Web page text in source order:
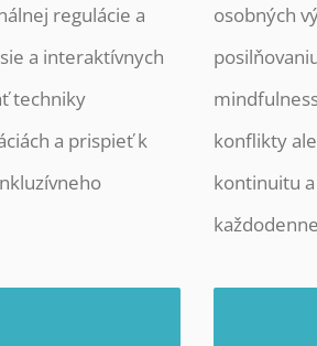
regulácie a
a interaktívnych
techniky
a prispieť k
osobných
konflikty
kontinuitu